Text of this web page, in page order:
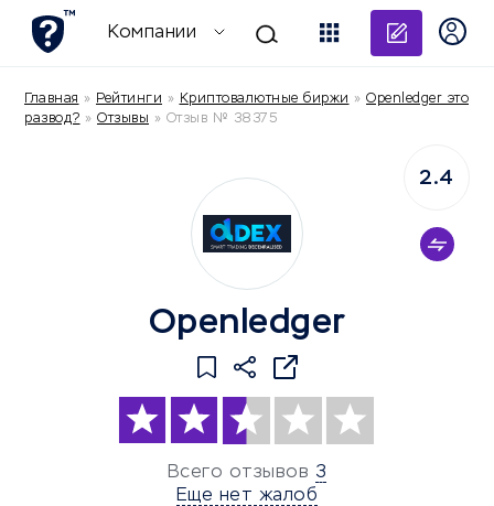
Компании
Главная » Рейтинги » Криптовалютные биржи » Openledger это
развод? » Отзывы » Отзыв № 38375
Openledger
Всего отзывов 3
Еще нет жалоб
2.4